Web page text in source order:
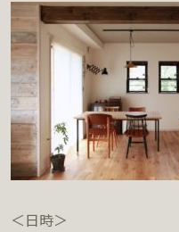
＜日時＞